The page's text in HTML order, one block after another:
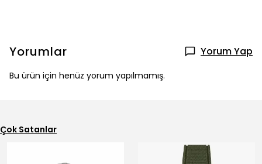
Yorumlar Yorum Yap
Bu ürün için henüz yorum yapılmamış.
Çok Satanlar